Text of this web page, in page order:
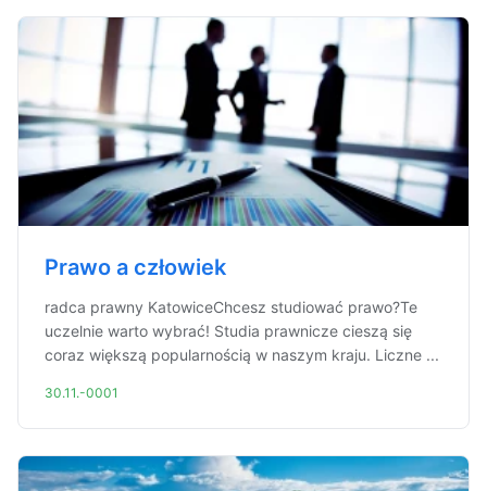
Prawo a człowiek
radca prawny KatowiceChcesz studiować prawo?Te
uczelnie warto wybrać! Studia prawnicze cieszą się
coraz większą popularnością w naszym kraju. Liczne ...
30.11.-0001